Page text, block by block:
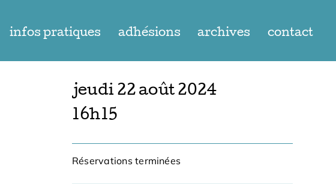
infos pratiques adhésions archives contact
jeudi 22 août 2024
16h15
Réservations terminées